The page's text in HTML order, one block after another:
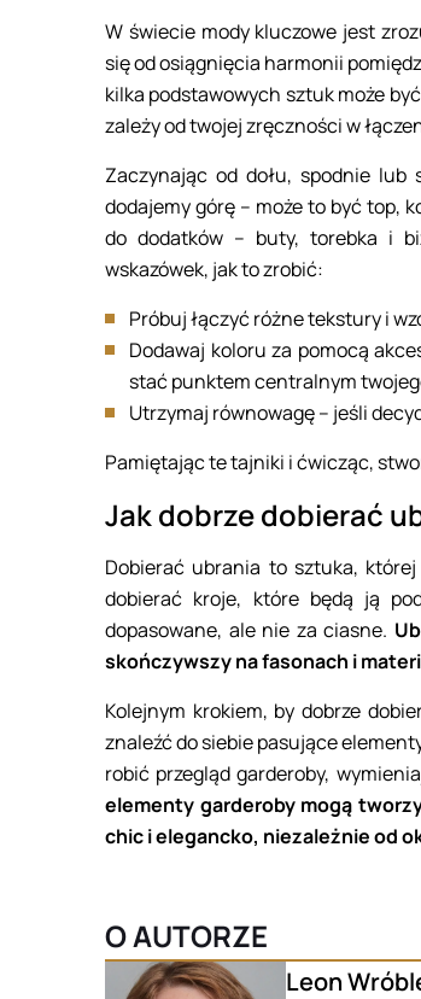
W świecie mody kluczowe jest
się od osiągnięcia harmonii
kilka podstawowych sztuk może
zależy od twojej zręczności w
Zaczynając od dołu, spodnie lub
dodajemy górę – może to być top,
do dodatków – buty, torebka i
wskazówek, jak to zrobić:
Próbuj łączyć różne tekstury i
Dodawaj koloru za pomocą
stać punktem centralnym
Utrzymaj równowagę – jeśli
Pamiętając te tajniki i ćwicząc,
Jak dobrze dobierać
Dobierać ubrania to sztuka,
dobierać kroje, które będą ją
dopasowane, ale nie za ciasne.
skończywszy na fasonach i
Kolejnym krokiem, by dobrze
znaleźć do siebie pasujące
robić przegląd garderoby,
elementy garderoby mogą
chic i elegancko, niezależnie od
O AUTORZE
Leon